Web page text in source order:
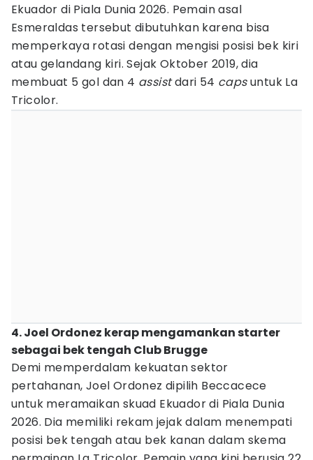
Ekuador di Piala Dunia 2026. Pemain asal
Esmeraldas tersebut dibutuhkan karena bisa
memperkaya rotasi dengan mengisi posisi bek kiri
atau gelandang kiri. Sejak Oktober 2019, dia
membuat 5 gol dan 4 assistdari 54 capsuntuk La
Tricolor.
4. Joel Ordonez kerap mengamankan starter
sebagai bek tengah Club Brugge
Demi memperdalam kekuatan sektor
pertahanan, Joel Ordonez dipilih Beccacece
untuk meramaikan skuad Ekuador di Piala Dunia
2026. Dia memiliki rekam jejak dalam menempati
posisi bek tengah atau bek kanan dalam skema